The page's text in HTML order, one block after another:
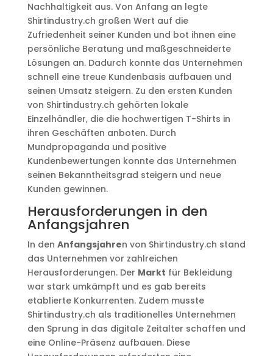
Nachhaltigkeit aus. Von Anfang an legte
Shirtindustry.ch großen Wert auf die
Zufriedenheit seiner Kunden und bot ihnen eine
persönliche Beratung und maßgeschneiderte
Lösungen an. Dadurch konnte das Unternehmen
schnell eine treue Kundenbasis aufbauen und
seinen Umsatz steigern. Zu den ersten Kunden
von Shirtindustry.ch gehörten lokale
Einzelhändler, die die hochwertigen T-Shirts in
ihren Geschäften anboten. Durch
Mundpropaganda und positive
Kundenbewertungen konnte das Unternehmen
seinen Bekanntheitsgrad steigern und neue
Kunden gewinnen.
Herausforderungen in den
Anfangsjahren
In den Anfangsjahren von Shirtindustry.ch stand
das Unternehmen vor zahlreichen
Herausforderungen. Der Markt für Bekleidung
war stark umkämpft und es gab bereits
etablierte Konkurrenten. Zudem musste
Shirtindustry.ch als traditionelles Unternehmen
den Sprung in das digitale Zeitalter schaffen und
eine Online-Präsenz aufbauen. Diese